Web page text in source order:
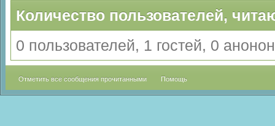
Количество пользователей,
0 пользователей, 1 гостей, 0
Отметить все сообщения прочитанными Помощь